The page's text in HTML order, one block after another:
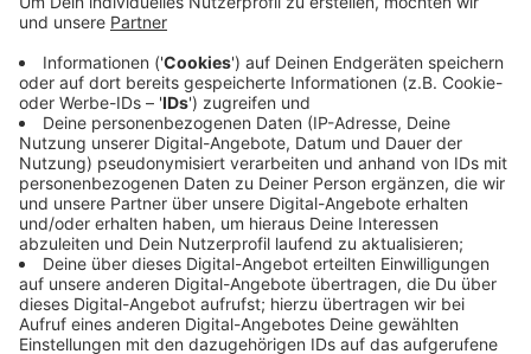
war, musste das Bummeln für kurze Zeit unterbrechen.
Grund war eine Evakuierung, die einmal im Jahr geübt
werden muss. Innerhalb von zehn Minuten war das
Center geräumt. Kurze Zeit später konnten die
Mitarbeiter und dann auch die Besucher wieder rein.
Center-Manager Wladimir Senkewitsch war mit dem
Ablauf zufrieden und zog gegenüber Radio Siegen ein
positives Fazit.
Anzeige